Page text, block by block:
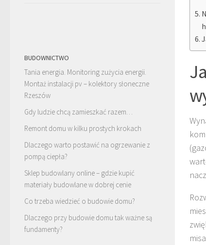
BUDOWNICTWO
Tania energia. Monitoring zużycia energii.
Montaż instalacji pv – kolektory słoneczne
Rzeszów
Gdy ludzie chcą zamieszkać razem…
Remont domu w kilku prostych krokach
Dlaczego warto postawić na ogrzewanie z
pompą ciepła?
Sklep budowlany online – gdzie kupić
materiały budowlane w dobrej cenie
Co trzeba wiedzieć o budowie domu?
Dlaczego przy budowie domu tak ważne są
fundamenty?